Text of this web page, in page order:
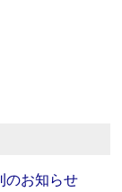
のお知らせ